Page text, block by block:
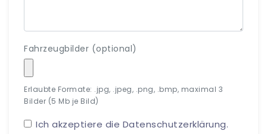
Fahrzeugbilder (optional)
Erlaubte Formate: .jpg, .jpeg, .png, .bmp, maximal 3
Bilder (5 Mb je Bild)
Ich akzeptiere die Datenschutzerklärung.